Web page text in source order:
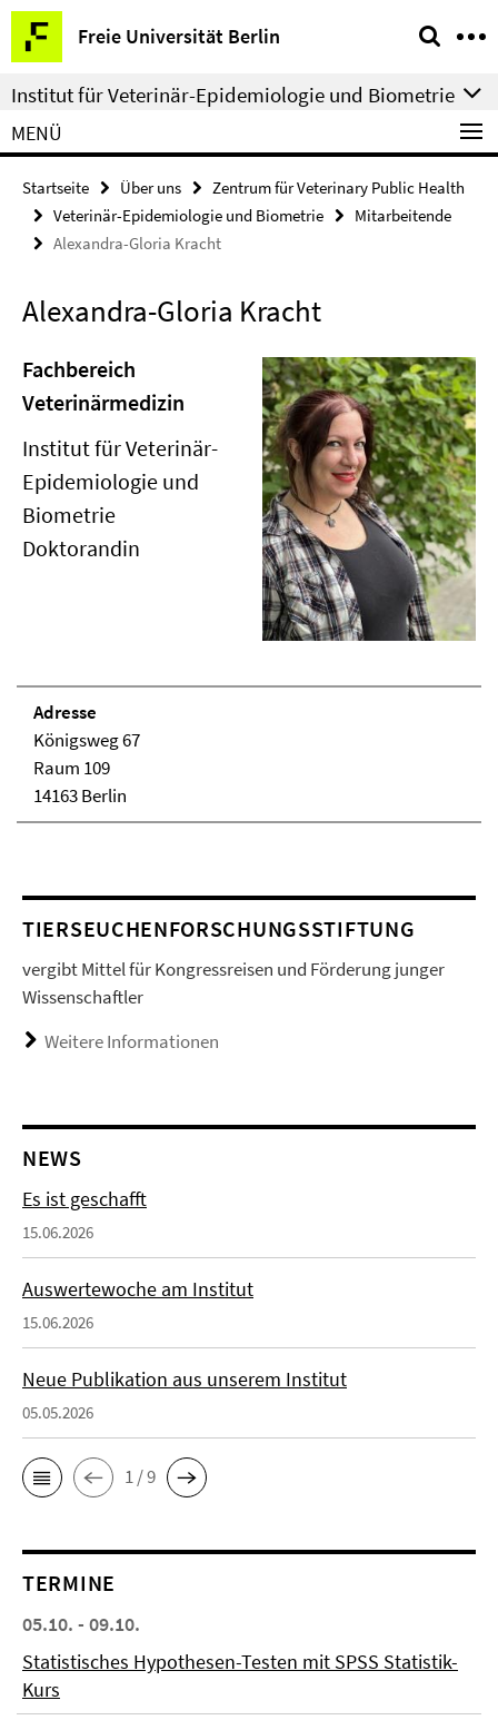
Springe
direkt
zu
Inhalt
Freie Universität Berlin
Service-
Navigation
Institut für Veterinär-Epidemiologie und Biometrie
MENÜ
Startseite Über uns
Zentrum für Veterinary Public Health
Veterinär-Epidemiologie und Biometrie
Mitarbeitende
Alexandra-Gloria Kracht
Alexandra-Gloria Kracht
Fachbereich
Veterinärmedizin
Institut für Veterinär-
Epidemiologie und
Biometrie
Doktorandin
Adresse
Königsweg 67
Raum 109
14163 Berlin
TIERSEUCHENFORSCHUNGSSTIFTUNG
vergibt Mittel für Kongressreisen und Förderung junger
Wissenschaftler
Weitere Informationen
NEWS
Es ist geschafft
15.06.2026
Auswertewoche am Institut
15.06.2026
Neue Publikation aus unserem Institut
05.05.2026
1 / 9
TERMINE
05.10. - 09.10.
Statistisches Hypothesen-Testen mit SPSS Statistik-
Kurs